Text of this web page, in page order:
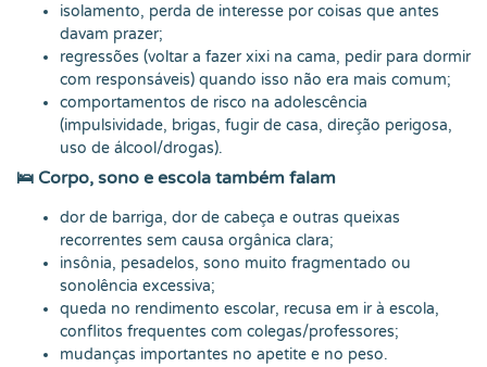
isolamento, perda de interesse por coisas que antes
davam prazer;
regressões (voltar a fazer xixi na cama, pedir para dormir
com responsáveis) quando isso não era mais comum;
comportamentos de risco na adolescência
(impulsividade, brigas, fugir de casa, direção perigosa,
uso de álcool/drogas).
🛌 Corpo, sono e escola também falam
dor de barriga, dor de cabeça e outras queixas
recorrentes sem causa orgânica clara;
insônia, pesadelos, sono muito fragmentado ou
sonolência excessiva;
queda no rendimento escolar, recusa em ir à escola,
conflitos frequentes com colegas/professores;
mudanças importantes no apetite e no peso.